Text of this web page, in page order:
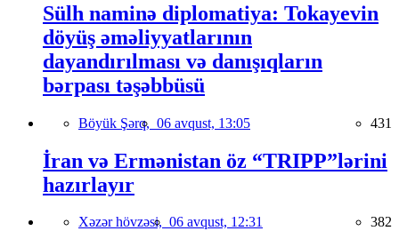
Sülh naminə diplomatiya: Tokayevin
döyüş əməliyyatlarının
dayandırılması və danışıqların
bərpası təşəbbüsü
Böyük Şərq, 06 avqust, 13:05 431
İran və Ermənistan öz “TRIPP”lərini
hazırlayır
Xəzər hövzəsi, 06 avqust, 12:31 382